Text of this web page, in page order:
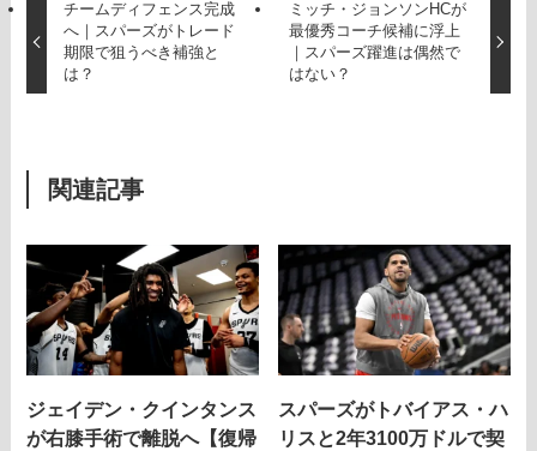
チームディフェンス完成
へ｜スパーズがトレード
期限で狙うべき補強と
は？
ミッチ・ジョンソンHCが
最優秀コーチ候補に浮上
｜スパーズ躍進は偶然で
はない？
関連記事
ジェイデン・クインタンス
が右膝手術で離脱へ【復帰
スパーズがトバイアス・ハ
リスと2年3100万ドルで契